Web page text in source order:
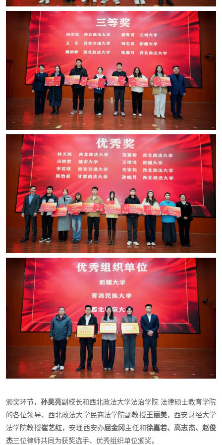
颁奖环节， 孙昊亮副校长和西北政法大学法治学院 法律硕士教育学院
的各位领导、西北政法大学民商法学院副教授王丽美，西安财经大学
法学院教授崔艺红，安理西安办屈金冈 主任和徐嘉若、高志杰、赵俊
杰三位律师共同为获奖选手、优秀组织单位颁奖。